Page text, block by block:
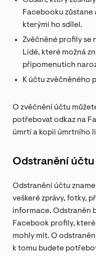
Facebooku zůstane
kterými ho sdílel.
Zvěčněné profily se
Lidé, které možná
připomenutích
K účtu zvěčněného
O zvěčnění účtu
potřebovat odkaz na
úmrtí a kopii úmrtního
Odstranění účtu
Odstranění účtu
veškeré zprávy, fotky,
informace. Odstraněn
Facebook profily,
mohly mít. O
k tomu budete